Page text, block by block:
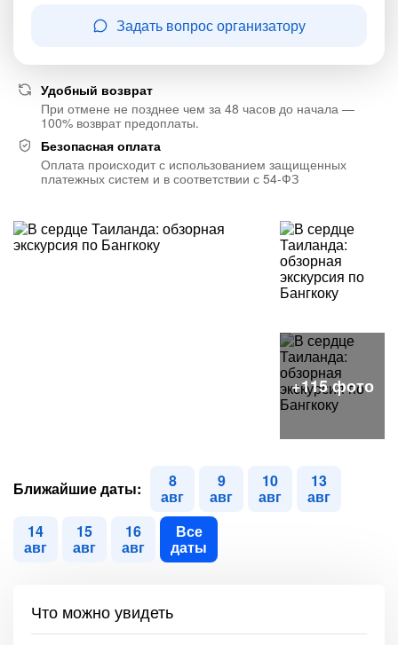
Задать вопрос организатору
Удобный возврат
При отмене не позднее чем за 48 часов до начала —
100% возврат предоплаты.
Безопасная оплата
Оплата происходит с использованием защищенных
платежных систем и в соответствии с 54-ФЗ
Ближайшие даты: 8
авг
9
авг
10
авг
13
авг
14
авг
15
авг
16
авг
Все
даты
Что можно увидеть